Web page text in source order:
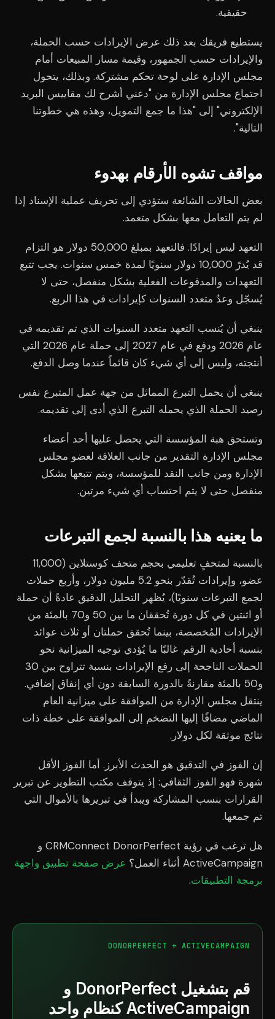
حقيقية.
يستطيع فريقك بعد ذلك عرض الإيرادات حسب الحملة،
والإيرادات حسب الجمهور، وقيمة مسار المبيعات أمام
مجلس الإدارة على لوحة تحكم مشتركة. وبذلك، يتحول
اجتماع مجلس الإدارة من "دعني أشرح لك مقاييس البريد
الإلكتروني" إلى "هذا ما جمع التمويل، وهذه هي خطوتنا
التالية".
مواقف تشوه الأرقام بهدوء
بعض الحالات الشائعة ستؤدي إلى تحريف عملية الإسناد إذا
لم يتم التعامل معها بشكل متعمد.
التعهد ليس إيرادًا. فالتعهد بمبلغ 50,000 دولار هو التزام
قد يُدرّ 10,000 دولار سنويًا لمدة خمس سنوات. يجب تتبع
التعهدات والمدفوعات الفعلية بشكل منفصل، حتى لا
يُسجّل وعدٌ متعدد السنوات كإيرادات في هذا الربع.
ينبغي أن يُنسب التعهد متعدد السنوات الذي تم تقديمه في
عام 2026 ودفع في عام 2027 إلى حملة عام 2026 التي
أنتجته، وليس إلى أي شيء كان قائماً عندما وصل الدفع.
ينبغي أن يحمل التبرع المماثل من جهة عمل المتبرع نفس
رصيد الحملة الذي يحمله التبرع الذي أدى إلى تقديمه.
وتستحق هبة المؤسسة التي يحصل عليها أحد أعضاء
مجلس الإدارة التقدير من جانب العلاقة لعضو مجلس
الإدارة ومن جانب النقد للمؤسسة، ويتم تتبعها بشكل
منفصل حتى لا يتم احتساب أي شيء مرتين.
ما يعنيه هذا بالنسبة لجمع التبرعات
بالنسبة لمتحفٍ تعليمي بحجم متحف كوستلاين (11,000
عضو، وإيرادات تُقدّر بنحو 5.2 مليون دولار، وأربع حملات
لجمع التبرعات سنويًا)، يُظهر التحليل الدقيق عادةً أن حملة
أو اثنتين في كل دورة تُحققان ما بين 50 و70 بالمئة من
الإيرادات المُخصصة، بينما تُحقق حملتان أو ثلاث عوائد
بنسبة أحادية الرقم. غالبًا ما يُؤدي توجيه الميزانية نحو
الحملات الناجحة إلى رفع الإيرادات بنسبة تتراوح بين 30
و50 بالمئة مقارنةً بالدورة السابقة دون أي إنفاق إضافي.
ينتقل مجلس الإدارة من الموافقة على ميزانية العام
الماضي مضافًا إليها التضخم إلى الموافقة على خطة ذات
نتائج موثقة لكل دولار.
إن الفوز في التدقيق هو الحدث الأبرز. أما الفوز الأقل
شهرة فهو الفوز الثقافي: إذ يتوقف مكتب التطوير عن تبرير
القرارات بنسب المشاركة ويبدأ في تبريرها بالأموال التي
تم جمعها.
هل ترغب في رؤية CRMConnect DonorPerfect و
ActiveCampaign أثناء العمل؟
عرض صفحة تطبيق واجهة
برمجة التطبيقات.
DONORPERFECT + ACTIVECAMPAIGN
قم بتشغيل DonorPerfect و
ActiveCampaign كنظام واحد